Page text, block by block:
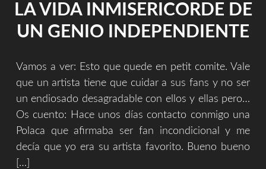
LA VIDA INMISERICORDE DE
UN GENIO INDEPENDIENTE
Vamos a ver: Esto que quede en petit comite. Vale
que un artista tiene que cuidar a sus fans y no ser
un endiosado desagradable con ellos y ellas pero…
Os cuento: Hace unos días contacto conmigo una
Polaca que afirmaba ser fan incondicional y me
decía que yo era su artista favorito. Bueno bueno
[…]